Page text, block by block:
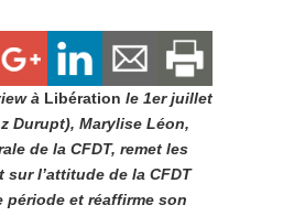
à Libération le 1er juillet
Durupt), Marylise Léon,
de la CFDT, remet les
l’attitude de la CFDT
période et réaffirme son